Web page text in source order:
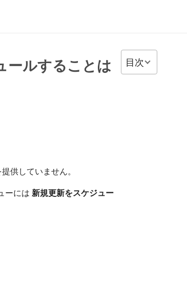
ールすることは
供していません。
ーには 新規更新をスケジュー
目次